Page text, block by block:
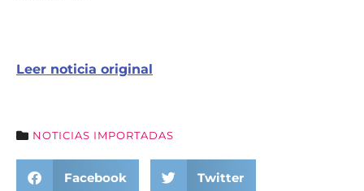
Leer noticia original
NOTICIAS IMPORTADAS
Facebook Twitter